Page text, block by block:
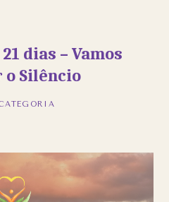
dias – Vamos
o Silêncio